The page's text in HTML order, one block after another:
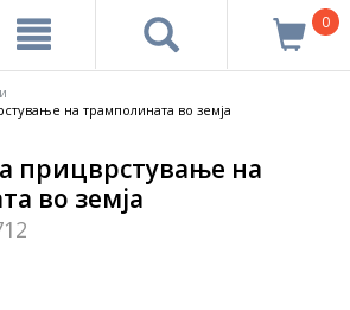
0
на трамполината во земја
прицврстување на
во земја